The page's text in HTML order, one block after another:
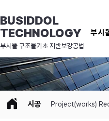
BUSIDDOL
TECHNOLOGY
부시
​부시똘 구조물기초 지반보강공법
시공 Project(works)